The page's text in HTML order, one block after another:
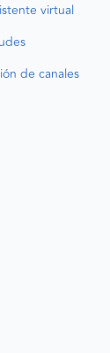
virtual
de canales